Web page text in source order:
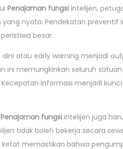
Penajaman fungsi intelijen,
nyata. Pendekatan
besar.
atau early warning menjadi
ini memungkinkan seluruh
Kecepatan informasi menjadi
Penajaman fungsi intelijen juga
tidak boleh bekerja secara
ketat memastikan bahwa